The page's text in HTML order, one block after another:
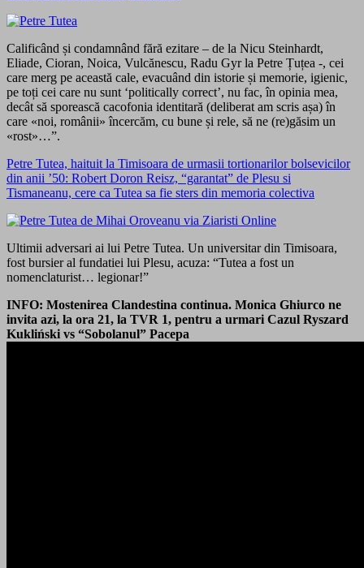
Calificând și condamnând fără ezitare – de la Nicu Steinhardt,
Eliade, Cioran, Noica, Vulcănescu, Radu Gyr la Petre Țuțea -, cei
care merg pe această cale, evacuând din istorie și memorie, igienic,
pe toți cei care nu sunt ‘politically correct’, nu fac, în opinia mea,
decât să sporească cacofonia identitară (deliberat am scris așa) în
care «noi, românii» încercăm, cu bune și rele, să ne (re)găsim un
«rost»…”.
Petre Tutea, haituit la Timisoara de urmasii tortionarilor bolsevicilor
din anii ’50: Robert Doron Reisz, “garantat” de Plesu si
Tismaneanu, cere ca Tutea sa fie sters din memoria colectiva
Ultimii adversari ai lui Petre Tutea. Un universitar din Timisoara,
fost bursier al fundatiei lui Plesu, acuza: “Tutea a fost un
nomenclaturist… legionar!”
INFO: Mostenirea Clandestina continua. Monica Ghiurco ne
invita azi, la ora 21, la TVR 1, pentru a urmari Cazul Ryszard
Kukliński vs “Sobolanul” Pacepa